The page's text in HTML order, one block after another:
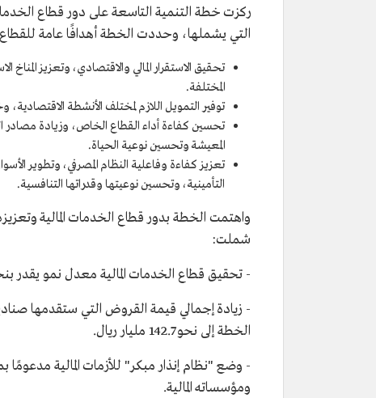
ركزت خطة التنمية التاسعة على دور قطاع الخدمات
التي يشملها، وحددت الخطة أهدافًا عامة
تحقيق الاستقرار المالي والاقتصادي، وتعزيز
المختلفة.
توفير التمويل اللازم لمختلف الأنشطة
تحسين كفاءة أداء القطاع الخاص، وزيادة
المعيشة وتحسين نوعية الحياة.
تعزيز كفاءة وفاعلية النظام المصرفي، وتطوير
التأمينية، وتحسين نوعيتها وقدراتها التنافسية.
واهتمت الخطة بدور قطاع الخدمات المالية
شملت:
- تحقيق قطاع الخدمات المالية معدل نمو يقدر بنحو 7.6% سنويًّا في المتوسط خلال سنوات
- زيادة إجمالي قيمة القروض التي ستقدمها
الخطة إلى نحو 142.7 مليار ريال.
- وضع "نظام إنذار مبكر" للأزمات المالية
ومؤسساته المالية.